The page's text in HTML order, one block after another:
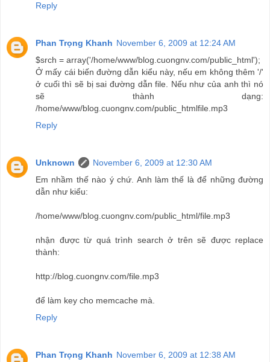
Reply
Phan Trọng Khanh November 6, 2009 at 12:24 AM
$srch = array('/home/www/blog.cuongnv.com/public_html');
Ở mấy cái biến đường dẫn kiểu này, nếu em không thêm '/'
ở cuối thì sẽ bị sai đường dẫn file. Nếu như của anh thì nó
sẽ thành dạng:
/home/www/blog.cuongnv.com/public_htmlfile.mp3
Reply
Unknown
November 6, 2009 at 12:30 AM
Em nhầm thế nào ý chứ. Anh làm thế là để những đường
dẫn như kiểu:
/home/www/blog.cuongnv.com/public_html/file.mp3
nhận được từ quá trình search ở trên sẽ được replace
thành:
http://blog.cuongnv.com/file.mp3
để làm key cho memcache mà.
Reply
Phan Trọng Khanh November 6, 2009 at 12:38 AM